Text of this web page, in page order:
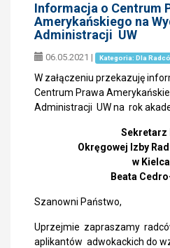
Informacja o Centrum
Amerykańskiego na
Administracji UW
06.05.2021 | Kategoria: Dla
W załączeniu przekazuję
Centrum Prawa
Administracji UW na rok
Sekretarz
Okręgowej Izby
w
Beata
Szanowni Państwo,
Uprzejmie zapraszamy
aplikantów adwokackich do